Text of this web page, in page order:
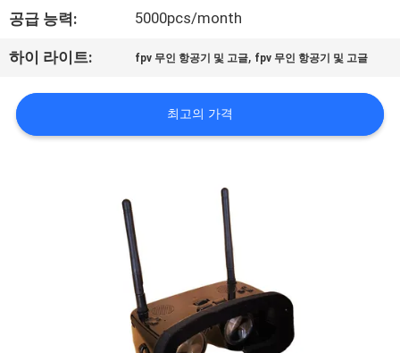
품
질
관
리
공급 능력: 5000pcs/month
하이 라이트: fpv 무인 항공기 및 고글, fpv 무인 항공기 및 고글
최고의 가격